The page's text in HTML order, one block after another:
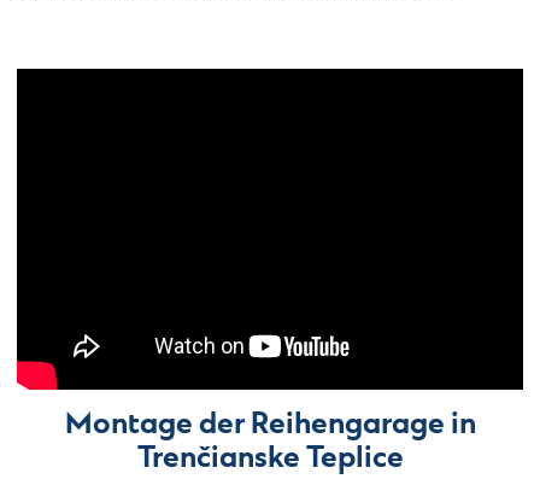
Montage der Reihengarage in
Trenčianske Teplice